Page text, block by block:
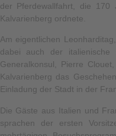
der Pferdewallfahrt, die
Kalvarienberg ordnete.
Am eigentlichen
dabei auch der italienische
Generalkonsul, Pierre
Kalvarienberg das
Einladung der Stadt in der
Die Gäste aus Italien und
sprachen der ersten